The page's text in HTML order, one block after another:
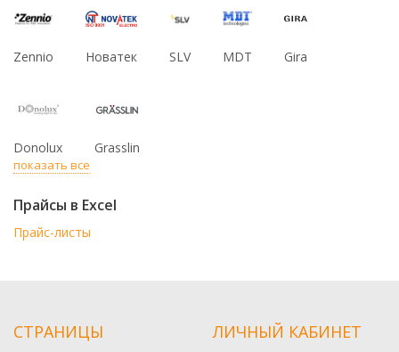
Zennio Новатек SLV MDT Gira
Donolux Grasslin
показать все
Прайсы в Excel
Прайс-листы
СТРАНИЦЫ ЛИЧНЫЙ КАБИНЕТ